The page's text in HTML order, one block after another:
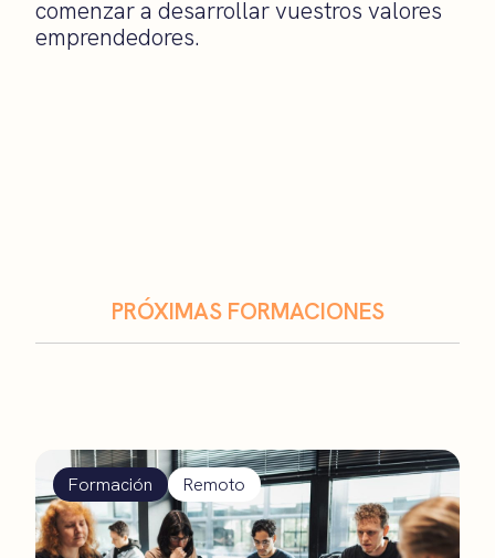
comenzar a desarrollar vuestros valores
emprendedores.
PRÓXIMAS FORMACIONES
Formación Remoto